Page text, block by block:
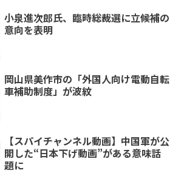
小泉進次郎氏、臨時総裁選に立候補の
意向を表明
岡山県美作市の「外国人向け電動自転
車補助制度」が波紋
【スパイチャンネル動画】中国軍が公
開した“日本下げ動画”がある意味話
題に